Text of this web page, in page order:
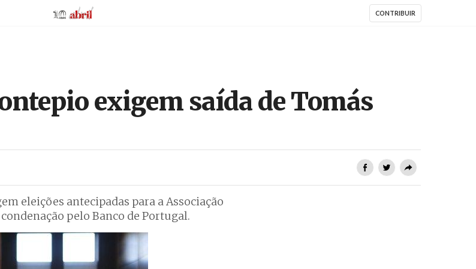
AbrilAbril CONTRIBUIR
exigem saída de Tomás
eleições antecipadas para a Associação
pelo Banco de Portugal.